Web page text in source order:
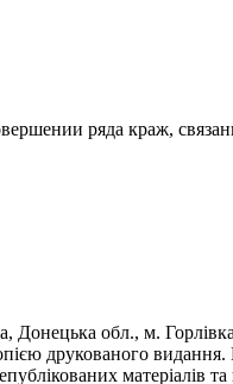
ряда краж,
обл., м.
друкованого